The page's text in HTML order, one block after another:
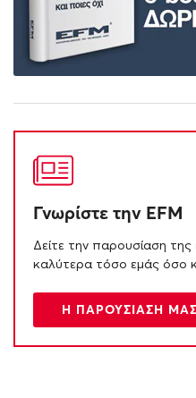
Γνωρίστε την EFM
Δείτε την παρουσίαση της
καλύτερα τόσο εμάς όσο
Η ΠΑΡΟΥΣΙΑΣΗ ΜΑΣ